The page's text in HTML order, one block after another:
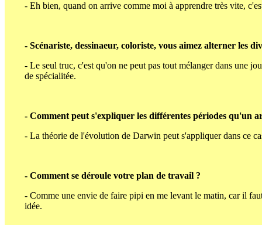
- Eh bien, quand on arrive comme moi à apprendre très vite,
- Scénariste, dessinaeur, coloriste, vous aimez alterner les
- Le seul truc, c'est qu'on ne peut pas tout mélanger dans une
de spécialitée.
- Comment peut s'expliquer les différentes périodes qu'un
- La théorie de l'évolution de Darwin peut s'appliquer dans ce
- Comment se déroule votre plan de travail ?
- Comme une envie de faire pipi en me levant le matin, car il
idée.